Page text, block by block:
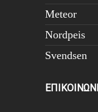
Meteor
Nordpeis
Svendsen